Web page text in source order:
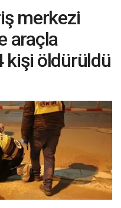
merkezi
araçla
kişi öldürüldü